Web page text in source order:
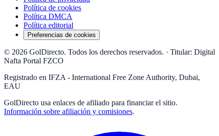
Política de cookies
Política DMCA
Política editorial
Preferencias de cookies
© 2026 GolDirecto. Todos los derechos reservados. · Titular: Digital
Nafta Portal FZCO
Registrado en IFZA - International Free Zone Authority, Dubai,
EAU
GolDirecto usa enlaces de afiliado para financiar el sitio.
Información sobre afiliación y comisiones.